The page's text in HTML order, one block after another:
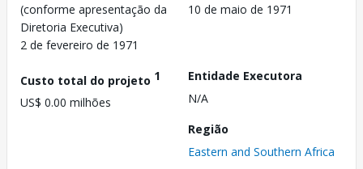
(conforme apresentação da
Diretoria Executiva)
2 de fevereiro de 1971
10 de maio de 1971
Custo total do projeto 1
US$ 0.00 milhões
Entidade Executora
N/A
Região
Eastern and Southern Africa